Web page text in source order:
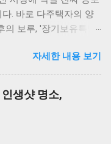
• AI 에이전트를 통한 패
시대의 새로운 기회와
기 속의 지속적 AI 투
의 불확실성을 가중시
중국(34%), 대만
출국들에 대한 고율의
반에 상당한 부담으로
. 바로 다주택자의 양
의 보루, '장기보유특별
는 이 치명적인 조치 앞
까지 패닉셀이 번지고
억 원이 날아가는 세금
를 활용해 내 자산을
시나리오를 지금 바로
자세한 내용 보기
생샷 명소,